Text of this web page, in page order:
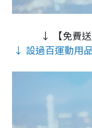
↓ 【免費
↓ 設過百運動用